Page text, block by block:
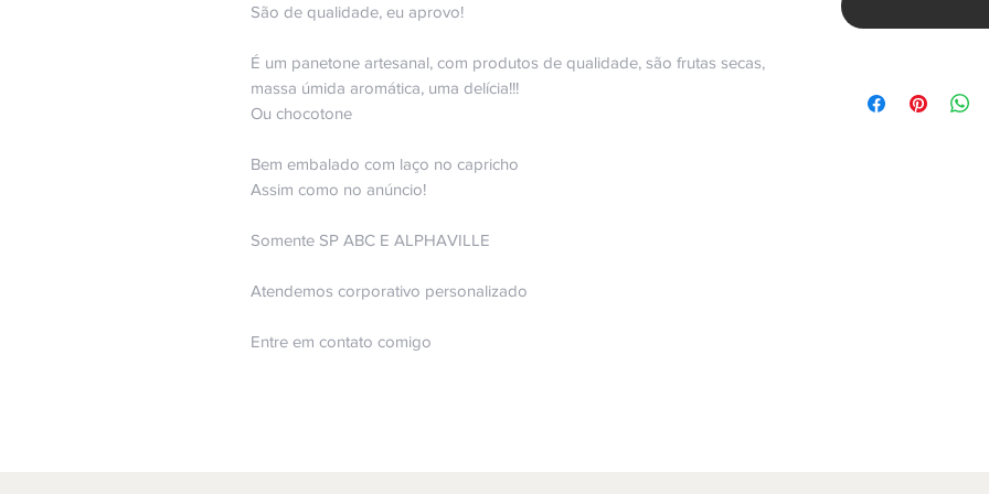
São de qualidade, eu aprovo!
É um panetone artesanal, com produtos de qualidade, são frutas secas,
massa úmida aromática, uma delícia!!!
Ou chocotone
Bem embalado com laço no capricho
Assim como no anúncio!
Somente SP ABC E ALPHAVILLE
Atendemos corporativo personalizado
Entre em contato comigo